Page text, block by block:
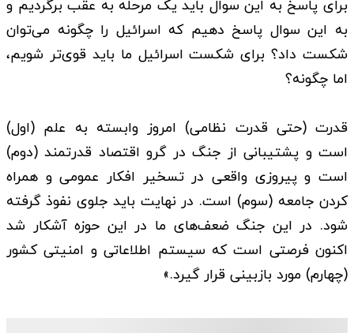
برای پاسخ به این سوال باید یک مرحله به عقب برگردیم و
به این سوال پاسخ دهیم که اسرائیل را چگونه می‌توان
شکست داد؟ برای شکست اسرائیل ما باید قوی‌تر شویم،
اما چگونه؟
قدرت (حتی قدرت نظامی) امروز وابسته به علم (اول)
است و پشتیبانی از جنگ در گرو اقتصاد قدرتمند (دوم)
است و پیروزی واقعی در تسخیر افکار عمومی و همراه
کردن جامعه (سوم) است. در نهایت باید جلوی نفوذ گرفته
شود. در این جنگ ضعف‌های ما در این حوزه آشکار شد
اکنون فرصتی است که سیستم اطلاعاتی و امنیتی کشور
(چهارم) مورد بازبینی قرار گیرد.»